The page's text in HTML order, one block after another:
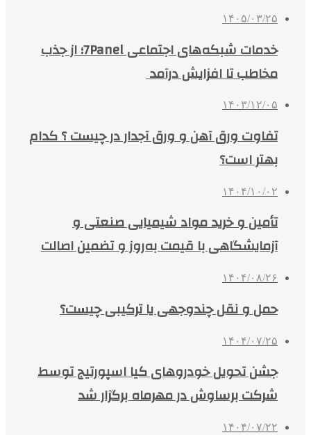
۱۴۰۵/۰۳/۲۵
خدمات شبکه‌های اجتماعی 7Panel؛ از جذب
مخاطب تا افزایش درآمد
۱۴۰۳/۱۲/۰۵
تفاوت ورق آهن و ورق آجدار در چیست ؟ کدام
بهتر است؟
۱۴۰۴/۱۰/۰۲
تأمین و خرید مواد شیمیایی صنعتی و
آزمایشگاهی با قیمت به‌روز و تضمین اصالت
۱۴۰۴/۰۸/۲۶
حمل و نقل چندوجهی یا ترکیبی چیست؟
۱۴۰۴/۰۷/۲۵
جشن تحویل خودروهای کیا اسپورتیج توسط
شرکت برساوش در مهرماه برگزار شد
۱۴۰۴/۰۷/۲۲